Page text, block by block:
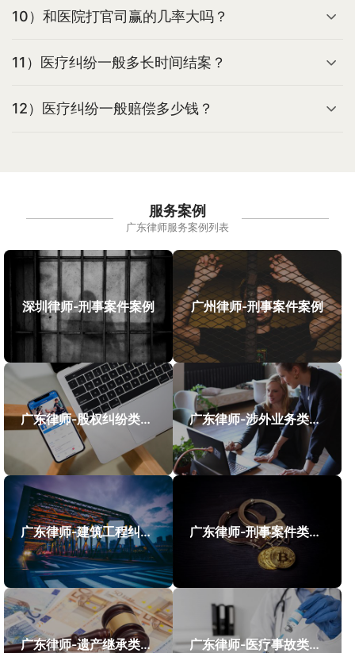
10）和医院打官司赢的几率大吗？
11）医疗纠纷一般多长时间结案？
12）医疗纠纷一般赔偿多少钱？
服务案例
广东律师服务案例列表
深圳律师-刑事案件案例 广州律师-刑事案件案例
广东律师-股权纠纷类案件案例 广东律师-涉外业务类案件案例
广东律师-建筑工程纠纷类案件案例 广东律师-刑事案件类案例
广东律师-遗产继承类案件案例 广东律师-医疗事故类案件案例